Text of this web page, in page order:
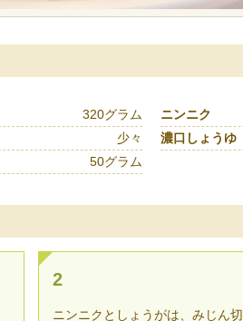
320グラム ニンニク
少々 濃口しょうゆ
50グラム
2
ニンニクとしょうがは、みじん切